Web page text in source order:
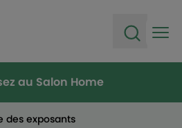
au Salon Home
des exposants